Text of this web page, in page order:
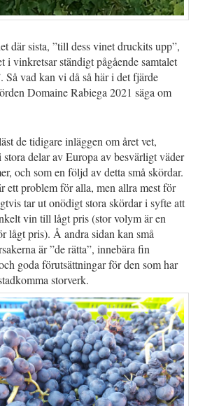
där sista, ”till dess vinet druckits upp”,
i vinkretsar ständigt pågående samtalet
Så vad kan vi då så här i det fjärde
Domaine Rabiega 2021 säga om
de tidigare inläggen om året vet,
delar av Europa av besvärligt väder
och som en följd av detta små skördar.
ett problem för alla, men allra mest för
tar ut onödigt stora skördar i syfte att
vin till lågt pris (stor volym är en
lågt pris). Å andra sidan kan små
är ”de rätta”, innebära fin
goda förutsättningar för den som har
storverk.